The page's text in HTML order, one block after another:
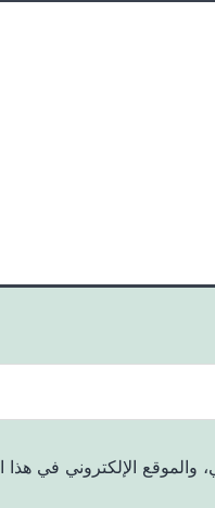
والموقع الإلكتروني في هذا